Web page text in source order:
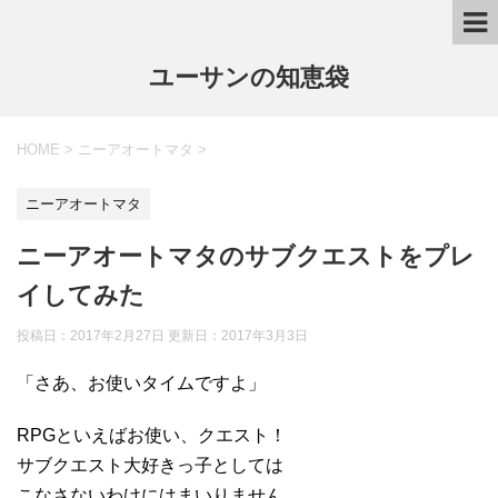
ユーサンの知恵袋
HOME > ニーアオートマタ >
ニーアオートマタ
ニーアオートマタのサブクエストをプレ
イしてみた
投稿日：2017年2月27日 更新日： 2017年3月3日
「さあ、お使いタイムですよ」
RPGといえばお使い、クエスト！
サブクエスト大好きっ子としては